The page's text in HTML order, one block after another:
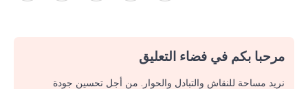
مرحبا بكم في فضاء التعليق
نريد مساحة للنقاش والتبادل والحوار. من أجل تحسين جودة